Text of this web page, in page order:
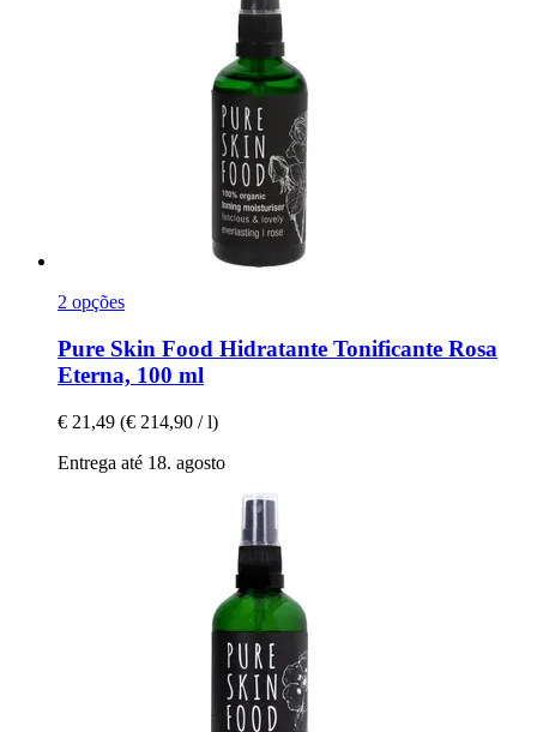
2 opções
Pure Skin Food Hidratante Tonificante Rosa
Eterna, 100 ml
€ 21,49 (€ 214,90 / l)
Entrega até 18. agosto